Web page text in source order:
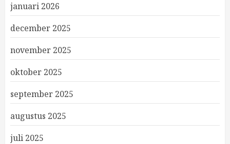
januari 2026
december 2025
november 2025
oktober 2025
september 2025
augustus 2025
juli 2025